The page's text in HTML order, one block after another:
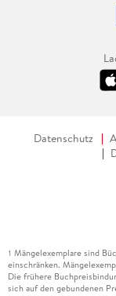
Datenschutz
1 Mängelexemplare sind
einschränken.
Die frühere
sich auf den gebundenen